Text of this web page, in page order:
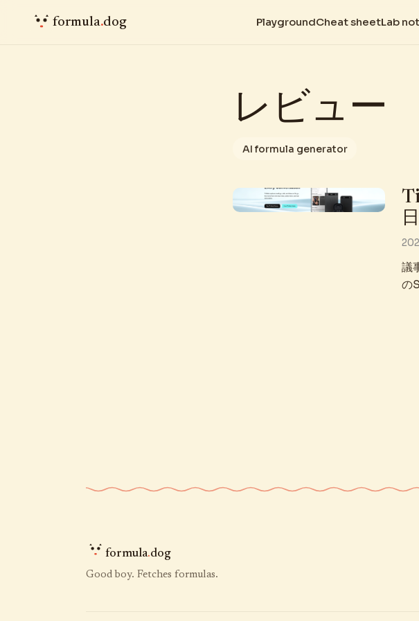
レビュー
AI formula generator
議
の
formula.dog PlaygroundCheat sheetLab
formula.dog
Good boy. Fetches formulas.